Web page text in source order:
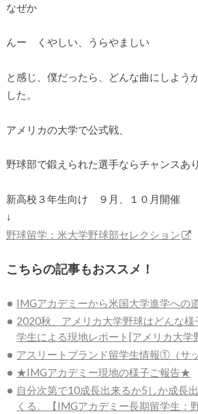
なぜか
んー くやしい、うらやましい
と感じ、僕だったら、どんな曲にしよう
した。
アメリカの大学で公式戦、
野球部で鍛えられた選手ならチャンスあ
新高校３年生向け ９月、１０月開催
↓
野球留学：米大学野球部セレクション
こちらの記事もおススメ！
IMGアカデミーから米国大学進学への
2020秋、アメリカ大学野球はどんな様
学生による現地レポート[アメリカ大学
アスリートブランド留学生情報①（サ
★IMGアカデミー現地の様子ご報告★
自分次第で10成長出来るか5しか成長
くる。【IMGアカデミー長期留学生：